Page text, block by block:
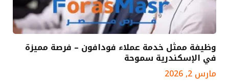
وظيفة ممثل خدمة عملاء فودافون – فرصة مميزة
في الإسكندرية سموحة
مارس 2, 2026